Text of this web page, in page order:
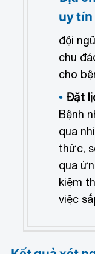
uy tín
đội
chu
cho
Đặt
Bệnh
qua
thức,
qua
kiệm
việc